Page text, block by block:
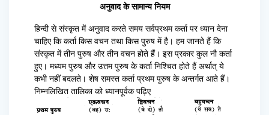
अनुवाद के सामान्य नियम
हिन्दी से संस्कृत में अनुवाद करते समय सर्वप्रथम कर्ता पर ध्यान देना
चाहिए कि कर्ता किस वचन तथा किस पुरुष में है। हम जानते हैं कि
संस्कृत में तीन पुरुष और तीन वचन होते हैं। इस प्रकार कुल नौ कर्ता
हुए। मध्यम पुरुष और उत्तम पुरुष के कर्ता निश्चित होते हैं अर्थात् ये
कभी नहीं बदलते। शेष समस्त कर्ता प्रथम पुरुष के अन्तर्गत आते हैं।
निम्नलिखित तालिका को ध्यानपूर्वक पढ़िए